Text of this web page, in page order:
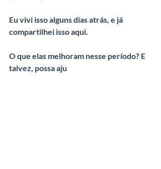
Eu vivi isso alguns dias atrás, e já
compartilhei isso aqui.
O que elas melhoram nesse período? E
talvez, possa aju